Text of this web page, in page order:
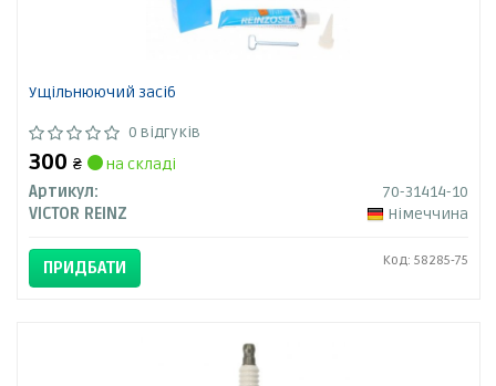
Ущільнюючий засіб
0 відгуків
300 ₴
на складі
Артикул:
70-31414-10
VICTOR REINZ
Німеччина
ПРИДБАТИ Код: 58285-75